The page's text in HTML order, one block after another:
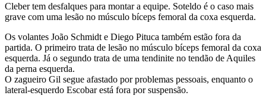
Cleber tem desfalques para montar a equipe. Soteldo é o caso mais
grave com uma lesão no músculo bíceps femoral da coxa esquerda.
Os volantes João Schmidt e Diego Pituca também estão fora da
partida. O primeiro trata de lesão no músculo bíceps femoral da coxa
esquerda. Já o segundo trata de uma tendinite no tendão de Aquiles
da perna esquerda.
O zagueiro Gil segue afastado por problemas pessoais, enquanto o
lateral-esquerdo Escobar está fora por suspensão.